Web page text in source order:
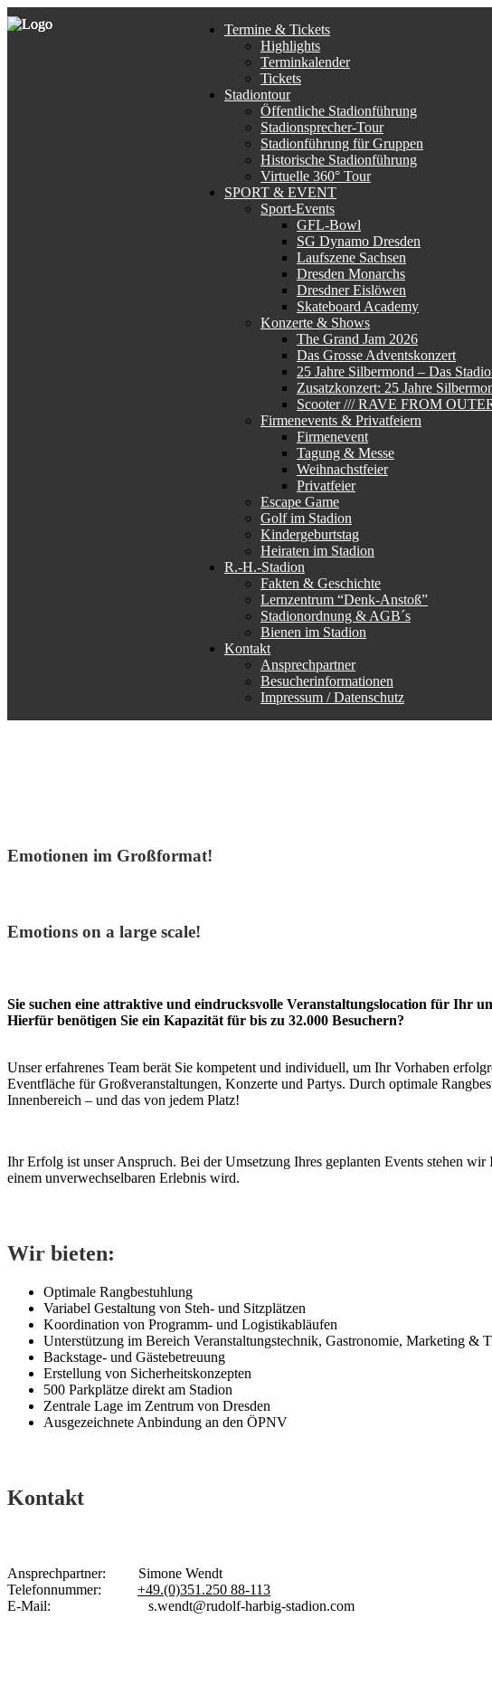
Termine & Tickets
Highlights
Terminkalender
Tickets
Stadiontour
Öffentliche Stadionführung
Stadionsprecher-Tour
Stadionführung für Gruppen
Historische Stadionführung
Virtuelle 360° Tour
SPORT & EVENT
Sport-Events
GFL-Bowl
SG Dynamo Dresden
Laufszene Sachsen
Dresden Monarchs
Dresdner Eislöwen
Skateboard Academy
Konzerte & Shows
The Grand Jam 2026
Das Grosse Adventskonzert
25 Jahre Silbermond – Das
Zusatzkonzert: 25 Jahre
Scooter /// RAVE FROM
Firmenevents & Privatfeiern
Firmenevent
Tagung & Messe
Weihnachstfeier
Privatfeier
Escape Game
Golf im Stadion
Kindergeburtstag
Heiraten im Stadion
R.-H.-Stadion
Fakten & Geschichte
Lernzentrum “Denk-Anstoß”
Stadionordnung & AGB´s
Bienen im Stadion
Kontakt
Ansprechpartner
Besucherinformationen
Impressum / Datenschutz
Emotionen im Großformat!
Emotions on a large scale!
Sie suchen eine attraktive und eindrucksvolle Veranstaltungslocation für Ihr
Hierfür benötigen Sie ein Kapazität für bis zu 32.000 Besuchern?
Unser erfahrenes Team berät Sie kompetent und individuell, um Ihr Vorhaben
Eventfläche für Großveranstaltungen, Konzerte und Partys. Durch optimale
Innenbereich – und das von jedem Platz!
Ihr Erfolg ist unser Anspruch. Bei der Umsetzung Ihres geplanten Events stehen
einem unverwechselbaren Erlebnis wird.
Wir bieten:
Optimale Rangbestuhlung
Variabel Gestaltung von Steh- und Sitzplätzen
Koordination von Programm- und Logistikabläufen
Unterstützung im Bereich Veranstaltungstechnik, Gastronomie, Marketing &
Backstage- und Gästebetreuung
Erstellung von Sicherheitskonzepten
500 Parkplätze direkt am Stadion
Zentrale Lage im Zentrum von Dresden
Ausgezeichnete Anbindung an den ÖPNV
Kontakt
Ansprechpartner: Simone Wendt
Telefonnummer: +49.(0)351.250 88-113
E-Mail: s.wendt@rudolf-harbig-stadion.com